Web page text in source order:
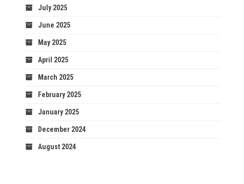
July 2025
June 2025
May 2025
April 2025
March 2025
February 2025
January 2025
December 2024
August 2024